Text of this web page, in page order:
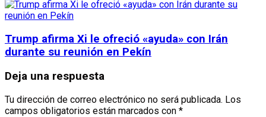
Trump afirma Xi le ofreció «ayuda» con Irán
durante su reunión en Pekín
Deja una respuesta
Tu dirección de correo electrónico no será publicada. Los
campos obligatorios están marcados con *